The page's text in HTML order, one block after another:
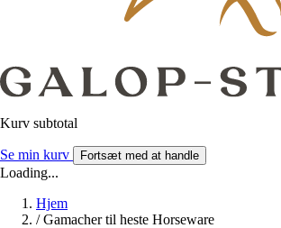
Kurv subtotal
Se min kurv Fortsæt med at handle
Loading...
Hjem
/ Gamacher til heste Horseware